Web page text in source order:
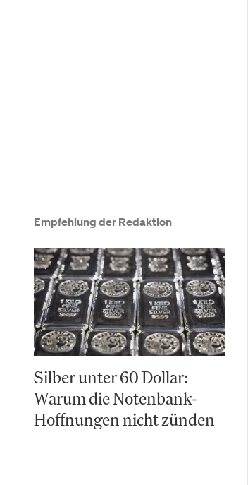
Empfehlung der Redaktion
Silber unter 60 Dollar:
Warum die Notenbank-
Hoffnungen nicht zünden